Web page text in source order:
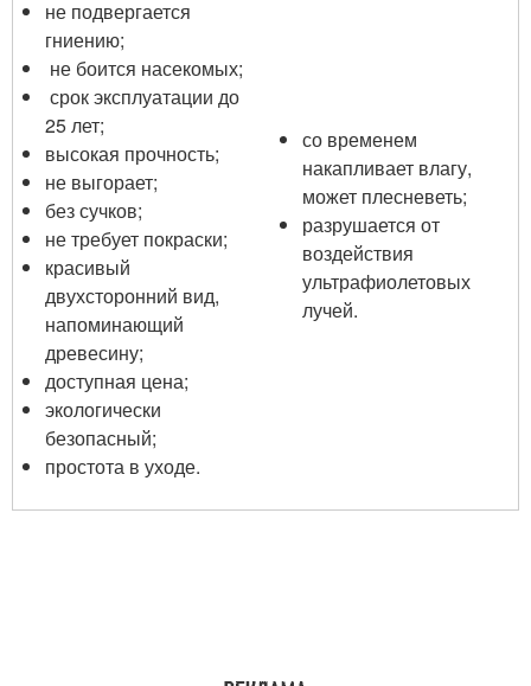
не подвергается
гниению;
не боится насекомых;
срок эксплуатации до
25 лет;
высокая прочность;
не выгорает;
без сучков;
не требует покраски;
красивый
двухсторонний вид,
напоминающий
древесину;
доступная цена;
экологически
безопасный;
простота в уходе.
со временем
накапливает влагу,
может плесневеть;
разрушается от
воздействия
ультрафиолетовых
лучей.